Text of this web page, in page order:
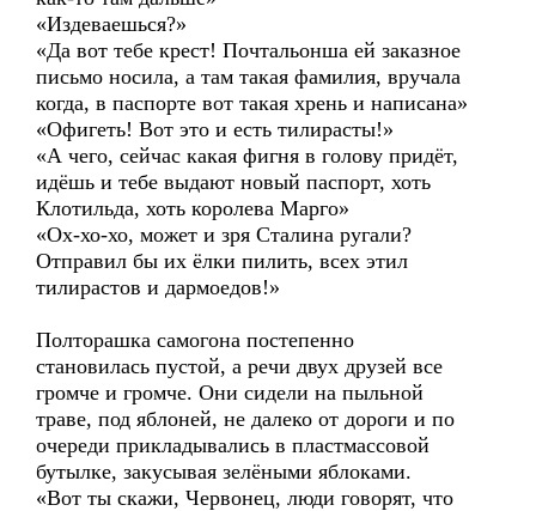
«Издеваешься?»
«Да вот тебе крест! Почтальонша ей заказное
письмо носила, а там такая фамилия, вручала
когда, в паспорте вот такая хрень и написана»
«Офигеть! Вот это и есть тилирасты!»
«А чего, сейчас какая фигня в голову придёт,
идёшь и тебе выдают новый паспорт, хоть
Клотильда, хоть королева Марго»
«Ох-хо-хо, может и зря Сталина ругали?
Отправил бы их ёлки пилить, всех этил
тилирастов и дармоедов!»
Полторашка самогона постепенно
становилась пустой, а речи двух друзей все
громче и громче. Они сидели на пыльной
траве, под яблоней, не далеко от дороги и по
очереди прикладывались в пластмассовой
бутылке, закусывая зелёными яблоками.
«Вот ты скажи, Червонец, люди говорят, что